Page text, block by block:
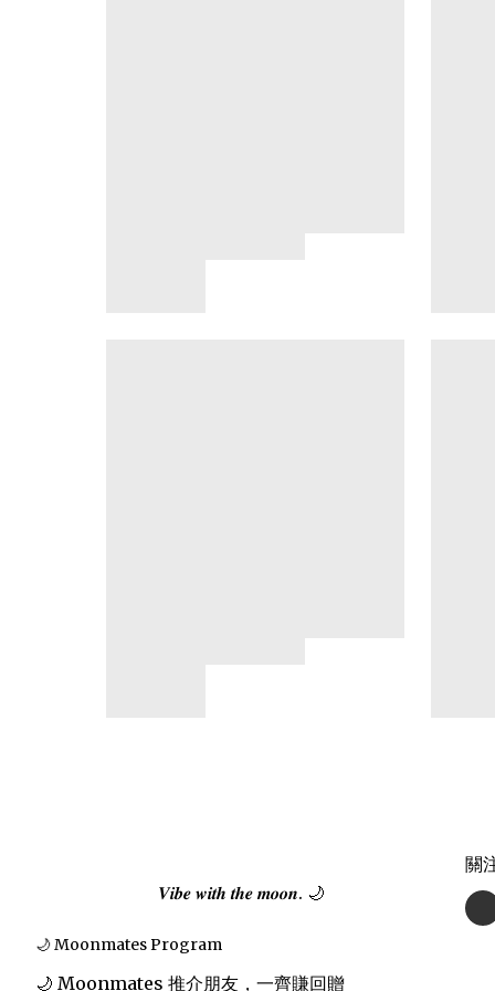
𝑽𝒊𝒃𝒆 𝒘𝒊𝒕𝒉 𝒕𝒉𝒆 𝒎𝒐𝒐𝒏. 🌙
🌙 Moonmates Program
🌙 Moonmates 推介朋友，一齊賺回贈
關